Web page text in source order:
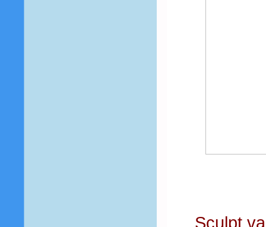
Sculpt